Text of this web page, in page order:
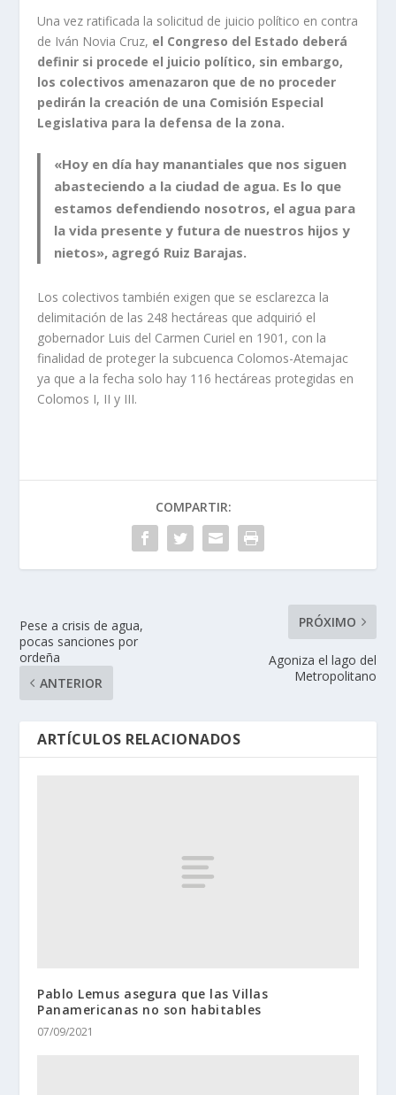
Una vez ratificada la solicitud de juicio político en contra
de Iván Novia Cruz, el Congreso del Estado deberá
definir si procede el juicio político, sin embargo,
los colectivos amenazaron que de no proceder
pedirán la creación de una Comisión Especial
Legislativa para la defensa de la zona.
«Hoy en día hay manantiales que nos siguen
abasteciendo a la ciudad de agua. Es lo que
estamos defendiendo nosotros, el agua para
la vida presente y futura de nuestros hijos y
nietos», agregó Ruiz Barajas.
Los colectivos también exigen que se esclarezca la
delimitación de las 248 hectáreas que adquirió el
gobernador Luis del Carmen Curiel en 1901, con la
finalidad de proteger la subcuenca Colomos-Atemajac
ya que a la fecha solo hay 116 hectáreas protegidas en
Colomos I, II y III.
COMPARTIR:
Pese a crisis de agua,
pocas sanciones por
ordeña
ANTERIOR
PRÓXIMO
Agoniza el lago del
Metropolitano
ARTÍCULOS RELACIONADOS
Pablo Lemus asegura que las Villas
Panamericanas no son habitables
07/09/2021